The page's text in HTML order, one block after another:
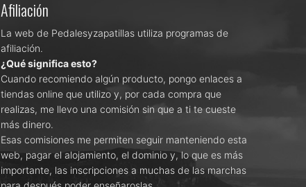
Afiliación
La web de Pedalesyzapatillas utiliza programas de
afiliación.
¿Qué significa esto?
Cuando recomiendo algún producto, pongo enlaces a
tiendas online que utilizo y, por cada compra que
realizas, me llevo una comisión sin que a ti te cueste
más dinero.
Esas comisiones me permiten seguir manteniendo esta
web, pagar el alojamiento, el dominio y, lo que es más
importante, las inscripciones a muchas de las marchas